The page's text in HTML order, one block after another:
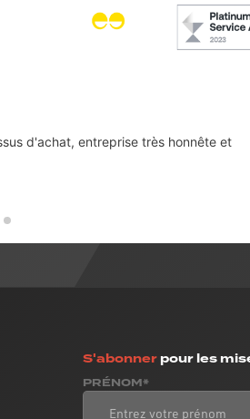
d'achat, entreprise très honnête et
S'abonnerpour les
PRÉNOM*